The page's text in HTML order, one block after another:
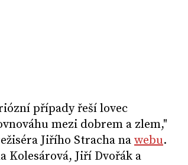
případy řeší lovec
mezi dobrem a zlem,"
Jiřího Stracha nawebu.
Kolesárová, Jiří Dvořák a